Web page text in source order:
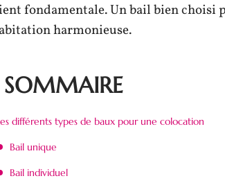
fondamentale. Un bail bien
harmonieuse.
SOMMAIRE
différents types de baux pour une colocation
Bail unique
Bail individuel